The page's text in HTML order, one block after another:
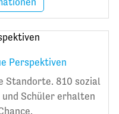
Perspektiven
Standorte. 810 sozial
Schüler erhalten